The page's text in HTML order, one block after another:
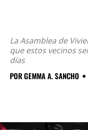
La Asamblea de
que estos vecinos
días
PORGEMMA A. SANCHO